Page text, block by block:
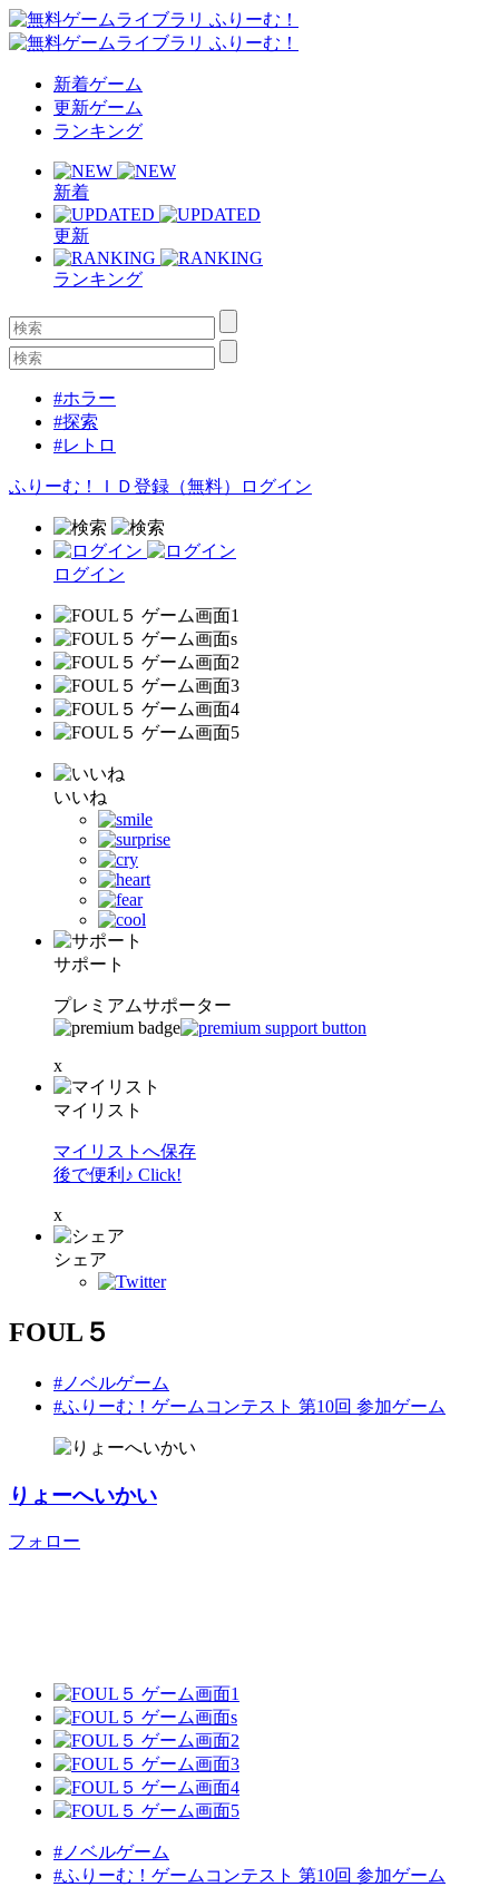
新着ゲーム
更新ゲーム
ランキング
新着
更新
ランキング
#ホラー
#探索
#レトロ
ふりーむ！ＩＤ登録（無料） ログイン
ログイン
いいね
サポート
プレミアムサポーター
x
マイリスト
マイリストへ保存
後で便利♪ Click!
x
シェア
FOUL５
#ノベルゲーム
#ふりーむ！ゲームコンテスト 第10回 参加ゲーム
りょーへいかい
フォロー
#ノベルゲーム
#ふりーむ！ゲームコンテスト 第10回 参加ゲーム